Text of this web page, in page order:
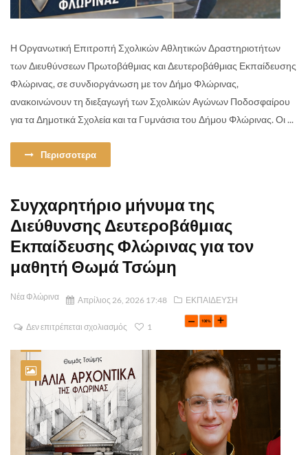
Η Οργανωτική Επιτροπή Σχολικών Αθλητικών Δραστηριοτήτων
των Διευθύνσεων Πρωτοβάθμιας και Δευτεροβάθμιας Εκπαίδευσης
Φλώρινας, σε συνδιοργάνωση με τον Δήμο Φλώρινας,
ανακοινώνουν τη διεξαγωγή των Σχολικών Αγώνων Ποδοσφαίρου
για τα Δημοτικά Σχολεία και τα Γυμνάσια του Δήμου Φλώρινας. Οι ...
Περισσοτερα
Συγχαρητήριο μήνυμα της
Διεύθυνσης Δευτεροβάθμιας
Εκπαίδευσης Φλώρινας για τον
μαθητή Θωμά Τσώμη
Νέα Φλώρινα Απρίλιος 26, 2026 17:48 ΕΚΠΑΙΔΕΥΣΗ
Δεν επιτρέπεται σχολιασμός 1